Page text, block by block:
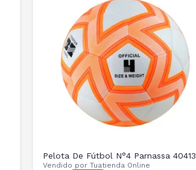
Pelota De Fútbol N°4 Parnassa 40413
Vendido por Tuatienda Online